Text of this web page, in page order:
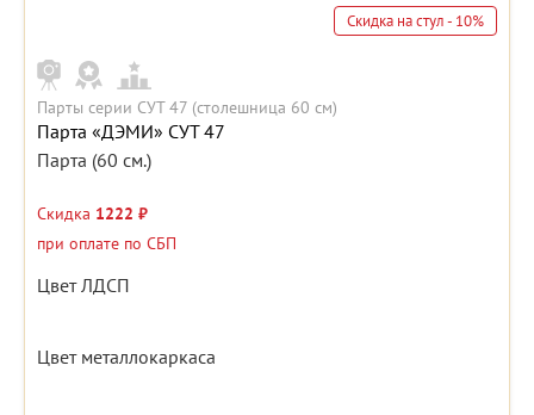
Скидка на стул - 10%
Парты серии СУТ 47 (столешница 60 см)
Парта «ДЭМИ» СУТ 47
Парта (60 см.)
Скидка 1222 ₽
при оплате по СБП
Цвет ЛДСП
Цвет металлокаркаса